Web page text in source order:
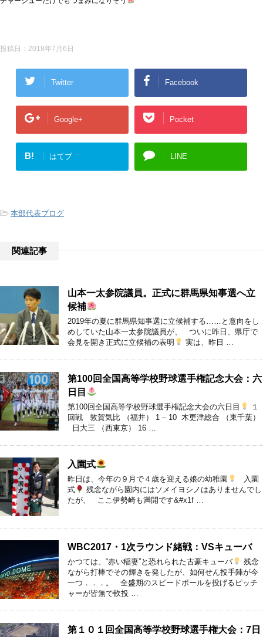
投稿日： 2018年7月6日
Twitter Facebook
Google+ Pocket
B! はてブ LINE
-本部代表ブログ
関連記事
山本一太参院議員。正式に群馬県知事選へ立
候補
2019年の夏に群馬県知事選に立候補する……と意向をし
めしていた山本一太参院議員が、 ついに昨日、県庁で
会見を開き正式に立候補の表明
実は、昨日 …
第100回全国高等学校野球選手権記念大会：六
日目
第100回全国高等学校野球選手権記念大会の六日目
１
回戦 敦賀気比 （福井） 1 – 10 木更津総合 （東千葉）
日大三 （西東京） 16 …
入園式
昨日は、今年の９月で４歳を迎える娘の幼稚園
入園
式
残念ながら園内にはソメイヨシノはありませんでし
たが、 ここ伊勢崎も満開です&#x1f …
WBC2017・1次ラウンド緒戦：VSキューバ
かつては、“赤い稲妻”と恐れられた古豪キューバ
残念
ながら打棒でその輝きを発したが、如何せん投手陣が今
一つ．．．。 全盛期のスピードボールを投げるピッチ
ャーが皆無で軟投 …
第１０１回全国高等学校野球選手権大会：7日